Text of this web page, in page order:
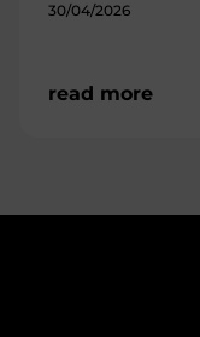
30/04/2026
read more